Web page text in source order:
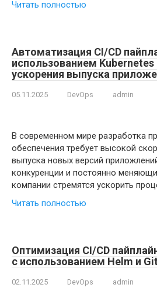
Читать полностью
Автоматизация CI/CD
использованием Kubernetes
ускорения выпуска
05.11.2025 DevOps admin
В современном мире разработка
обеспечения требует высокой
выпуска новых версий
конкуренции и постоянно
компании стремятся ускорить
Читать полностью
Оптимизация CI/CD
с использованием Helm и
02.11.2025 DevOps admin